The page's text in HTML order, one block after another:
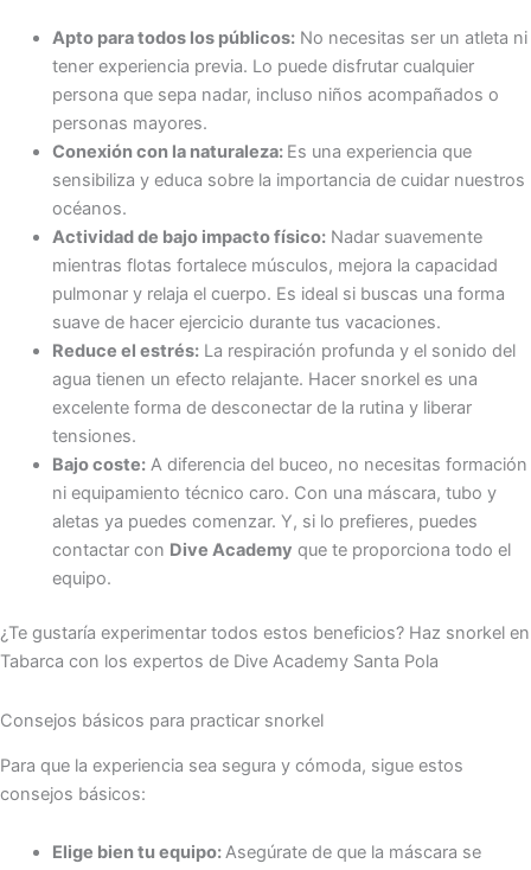
Apto para todos los públicos:No necesitas ser un atleta ni
tener experiencia previa. Lo puede disfrutar cualquier
persona que sepa nadar, incluso niños acompañados o
personas mayores.
Conexión con la naturaleza: Es una experiencia que
sensibiliza y educa sobre la importancia de cuidar nuestros
océanos.
Actividad de bajo impacto físico:Nadar suavemente
mientras flotas fortalece músculos, mejora la capacidad
pulmonar y relaja el cuerpo. Es ideal si buscas una forma
suave de hacer ejercicio durante tus vacaciones.
Reduce el estrés:La respiración profunda y el sonido del
agua tienen un efecto relajante. Hacer snorkel es una
excelente forma de desconectar de la rutina y liberar
tensiones.
Bajo coste:A diferencia del buceo, no necesitas formación
ni equipamiento técnico caro. Con una máscara, tubo y
aletas ya puedes comenzar. Y, si lo prefieres, puedes
contactar con Dive Academy que te proporciona todo el
equipo.
¿Te gustaría experimentar todos estos beneficios? Haz snorkel en
Tabarca con los expertos de Dive Academy Santa Pola
Consejos básicos para practicar snorkel
Para que la experiencia sea segura y cómoda, sigue estos
consejos básicos:
Elige bien tu equipo:Asegúrate de que la máscara se